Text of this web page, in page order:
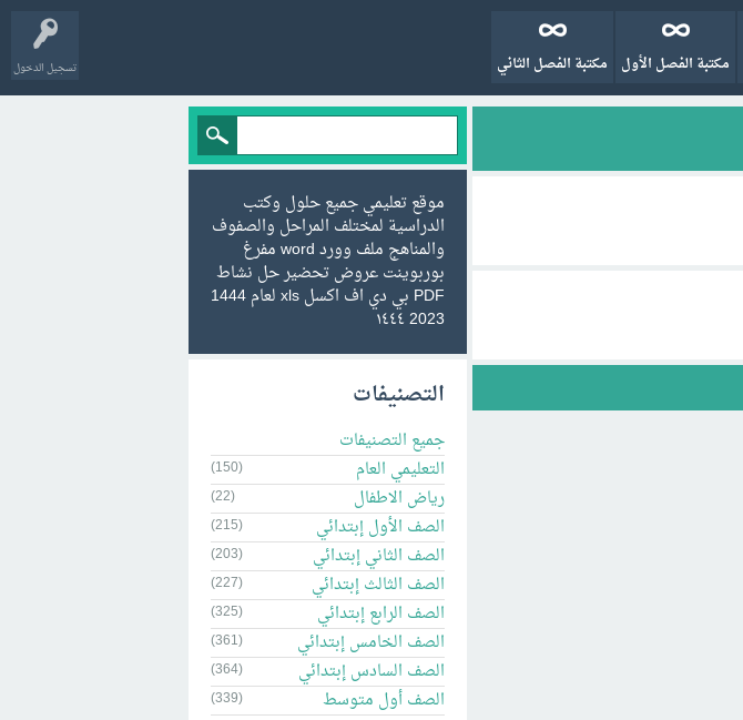
تسجيل الدخول مكتبة الفصل الأول مكتبة الفصل الثاني
موقع تعليمي جميع حلول وكتب
الدراسية لمختلف المراحل والصفوف
والمناهج ملف وورد word مفرغ
بوربوينت عروض تحضير حل نشاط
PDF بي دي اف اكسل xls لعام 1444
2023 ١٤٤٤
التصنيفات
جميع التصنيفات
التعليمي العام
(150)
رياض الاطفال (22)
الصف الأول إبتدائي (215)
الصف الثاني إبتدائي (203)
الصف الثالث إبتدائي (227)
الصف الرابع إبتدائي (325)
الصف الخامس إبتدائي (361)
الصف السادس إبتدائي (364)
الصف أول متوسط (339)